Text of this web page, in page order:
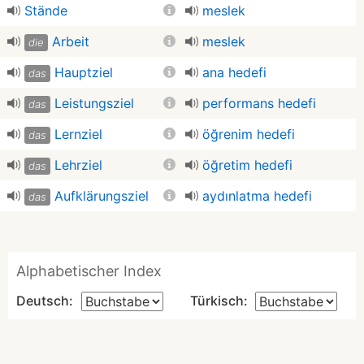
Stände
meslek
die Arbeit meslek
das Hauptziel ana hedefi
das Leistungsziel performans hedefi
das Lernziel öğrenim hedefi
das Lehrziel öğretim hedefi
das Aufklärungsziel aydınlatma hedefi
Alphabetischer Index
Deutsch: Türkisch: